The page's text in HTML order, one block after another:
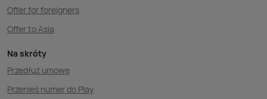
Offer for foreigners
Offer to Asia
Na skróty
Przedłuż umowę
Przenieś numer do Play